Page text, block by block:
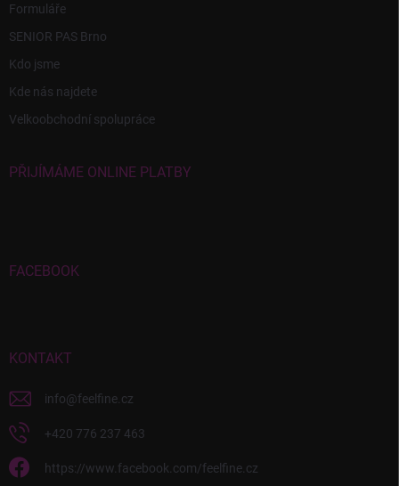
Formuláře
SENIOR PAS Brno
Kdo jsme
Kde nás najdete
Velkoobchodní spolupráce
PŘIJÍMÁME ONLINE PLATBY
FACEBOOK
KONTAKT
info@feelfine.cz
+420 776 237 463
https://www.facebook.com/feelfine.cz